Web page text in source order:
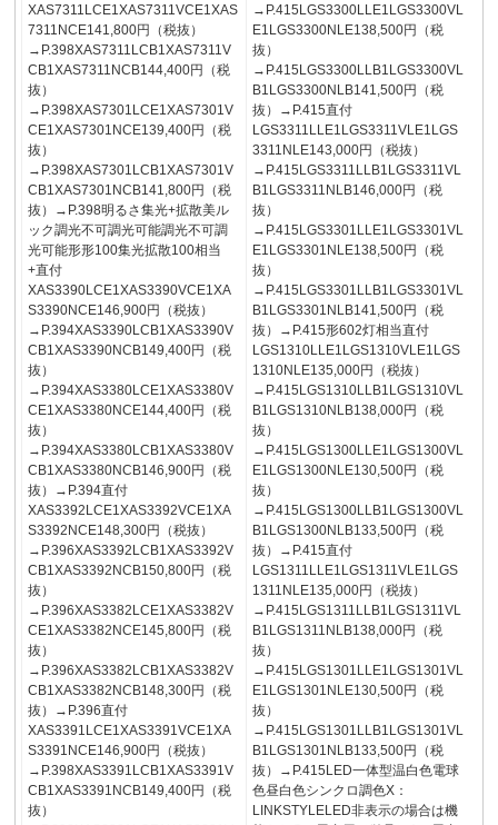
XAS7311LCE1XAS7311VCE1XAS
7311NCE141,800円（税抜）
→P.398XAS7311LCB1XAS7311V
CB1XAS7311NCB144,400円（税
抜）
→P.398XAS7301LCE1XAS7301V
CE1XAS7301NCE139,400円（税
抜）
→P.398XAS7301LCB1XAS7301V
CB1XAS7301NCB141,800円（税
抜）→P.398明るさ集光+拡散美ル
ック調光不可調光可能調光不可調
光可能形形100集光拡散100相当
+直付
XAS3390LCE1XAS3390VCE1XA
S3390NCE146,900円（税抜）
→P.394XAS3390LCB1XAS3390V
CB1XAS3390NCB149,400円（税
抜）
→P.394XAS3380LCE1XAS3380V
CE1XAS3380NCE144,400円（税
抜）
→P.394XAS3380LCB1XAS3380V
CB1XAS3380NCB146,900円（税
抜）→P.394直付
XAS3392LCE1XAS3392VCE1XA
S3392NCE148,300円（税抜）
→P.396XAS3392LCB1XAS3392V
CB1XAS3392NCB150,800円（税
抜）
→P.396XAS3382LCE1XAS3382V
CE1XAS3382NCE145,800円（税
抜）
→P.396XAS3382LCB1XAS3382V
CB1XAS3382NCB148,300円（税
抜）→P.396直付
XAS3391LCE1XAS3391VCE1XA
S3391NCE146,900円（税抜）
→P.398XAS3391LCB1XAS3391V
CB1XAS3391NCB149,400円（税
抜）
→P.415LGS3300LLE1LGS3300VL
E1LGS3300NLE138,500円（税
抜）
→P.415LGS3300LLB1LGS3300VL
B1LGS3300NLB141,500円（税
抜）→P.415直付
LGS3311LLE1LGS3311VLE1LGS
3311NLE143,000円（税抜）
→P.415LGS3311LLB1LGS3311VL
B1LGS3311NLB146,000円（税
抜）
→P.415LGS3301LLE1LGS3301VL
E1LGS3301NLE138,500円（税
抜）
→P.415LGS3301LLB1LGS3301VL
B1LGS3301NLB141,500円（税
抜）→P.415形602灯相当直付
LGS1310LLE1LGS1310VLE1LGS
1310NLE135,000円（税抜）
→P.415LGS1310LLB1LGS1310VL
B1LGS1310NLB138,000円（税
抜）
→P.415LGS1300LLE1LGS1300VL
E1LGS1300NLE130,500円（税
抜）
→P.415LGS1300LLB1LGS1300VL
B1LGS1300NLB133,500円（税
抜）→P.415直付
LGS1311LLE1LGS1311VLE1LGS
1311NLE135,000円（税抜）
→P.415LGS1311LLB1LGS1311VL
B1LGS1311NLB138,000円（税
抜）
→P.415LGS1301LLE1LGS1301VL
E1LGS1301NLE130,500円（税
抜）
→P.415LGS1301LLB1LGS1301VL
B1LGS1301NLB133,500円（税
抜）→P.415LED一体型温白色電球
色昼白色シンクロ調色X：
LINKSTYLELED非表示の場合は機